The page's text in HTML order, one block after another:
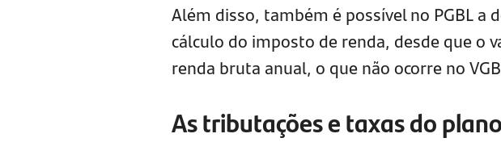
Além disso, também é possível no PGBL a
cálculo do imposto de renda, desde que o
renda bruta anual, o que não ocorre no
As tributações e taxas do plano